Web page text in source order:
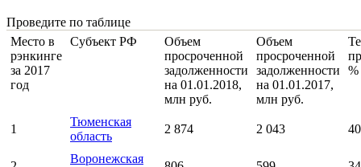
Проведите по таблице
Место в
рэнкинге
за 2017
год
Субъект РФ
Объем
просроченной
задолженности
на 01.01.2018,
млн руб.
Объем
просроченной
задолженности
на 01.01.2017,
млн руб.
%
1
Тюменская
область
2 874 2 043
Воронежская